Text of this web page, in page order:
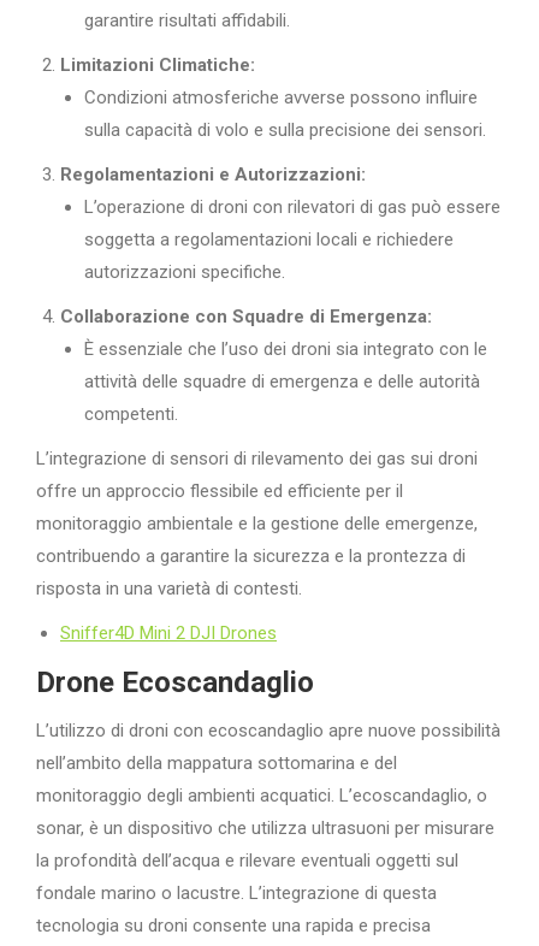
garantire risultati affidabili.
Limitazioni Climatiche:
Condizioni atmosferiche avverse possono influire
sulla capacità di volo e sulla precisione dei sensori.
Regolamentazioni e Autorizzazioni:
L’operazione di droni con rilevatori di gas può essere
soggetta a regolamentazioni locali e richiedere
autorizzazioni specifiche.
Collaborazione con Squadre di Emergenza:
È essenziale che l’uso dei droni sia integrato con le
attività delle squadre di emergenza e delle autorità
competenti.
L’integrazione di sensori di rilevamento dei gas sui droni
offre un approccio flessibile ed efficiente per il
monitoraggio ambientale e la gestione delle emergenze,
contribuendo a garantire la sicurezza e la prontezza di
risposta in una varietà di contesti.
Sniffer4D Mini 2 DJI Drones
Drone Ecoscandaglio
L’utilizzo di droni con ecoscandaglio apre nuove possibilità
nell’ambito della mappatura sottomarina e del
monitoraggio degli ambienti acquatici. L’ecoscandaglio, o
sonar, è un dispositivo che utilizza ultrasuoni per misurare
la profondità dell’acqua e rilevare eventuali oggetti sul
fondale marino o lacustre. L’integrazione di questa
tecnologia su droni consente una rapida e precisa